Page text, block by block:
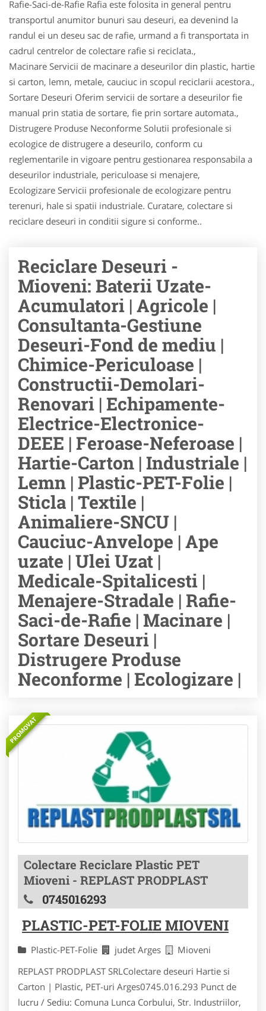
Rafie-Saci-de-Rafie Rafia este folosita in general pentru
transportul anumitor bunuri sau deseuri, ea devenind la
randul ei un deseu sac de rafie, urmand a fi transportata in
cadrul centrelor de colectare rafie si reciclata.,
Macinare Servicii de macinare a deseurilor din plastic, hartie
si carton, lemn, metale, cauciuc in scopul reciclarii acestora.,
Sortare Deseuri Oferim servicii de sortare a deseurilor fie
manual prin statia de sortare, fie prin sortare automata.,
Distrugere Produse Neconforme Solutii profesionale si
ecologice de distrugere a deseurilo, conform cu
reglementarile in vigoare pentru gestionarea responsabila a
deseurilor industriale, periculoase si menajere,
Ecologizare Servicii profesionale de ecologizare pentru
terenuri, hale si spatii industriale. Curatare, colectare si
reciclare deseuri in conditii sigure si conforme..
Reciclare Deseuri -
Mioveni: Baterii Uzate-
Acumulatori | Agricole |
Consultanta-Gestiune
Deseuri-Fond de mediu |
Chimice-Periculoase |
Constructii-Demolari-
Renovari | Echipamente-
Electrice-Electronice-
DEEE | Feroase-Neferoase |
Hartie-Carton | Industriale |
Lemn | Plastic-PET-Folie |
Sticla | Textile |
Animaliere-SNCU |
Cauciuc-Anvelope | Ape
uzate | Ulei Uzat |
Medicale-Spitalicesti |
Menajere-Stradale | Rafie-
Saci-de-Rafie | Macinare |
Sortare Deseuri |
Distrugere Produse
Neconforme | Ecologizare |
PROMOVAT
Colectare Reciclare Plastic PET
Mioveni - REPLAST PRODPLAST
0745016293
PLASTIC-PET-FOLIE MIOVENI
Plastic-PET-Folie judet Arges
Mioveni
REPLAST PRODPLAST SRLColectare deseuri Hartie si
Carton | Plastic, PET-uri Arges0745.016.293 Punct de
lucru / Sediu: Comuna Lunca Corbului, Str. Industriilor,